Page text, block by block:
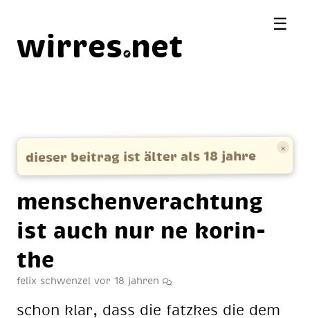
wirres net
×
dieser beitrag ist älter als 18 jahre
men­schen­ver­ach­tung
ist auch nur ne ko­rin­
the
felix schwenzel vor 18 jahren
schon klar, dass die fatz­kes die dem
☰